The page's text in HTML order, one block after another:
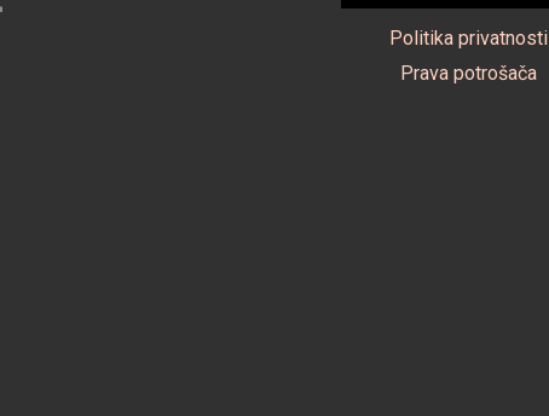
Politika privatnosti
Prava potrošača